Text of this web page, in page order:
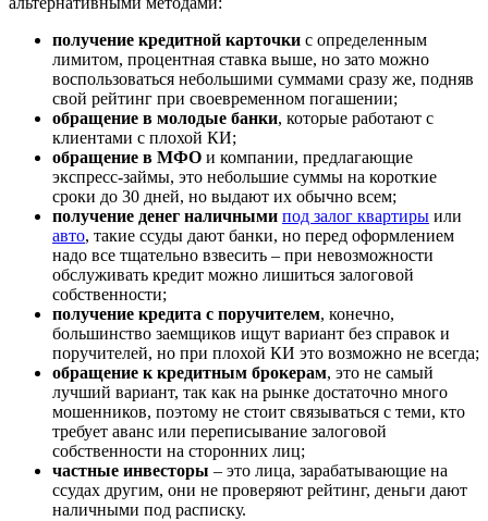
получение кредитной карточки с определенным
лимитом, процентная ставка выше, но зато можно
воспользоваться небольшими суммами сразу же, подняв
свой рейтинг при своевременном погашении;
обращение в молодые банки, которые работают с
клиентами с плохой КИ;
обращение в МФО и компании, предлагающие
экспресс-займы, это небольшие суммы на короткие
сроки до 30 дней, но выдают их обычно всем;
получение денег наличными под залог квартиры или
авто, такие ссуды дают банки, но перед оформлением
надо все тщательно взвесить – при невозможности
обслуживать кредит можно лишиться залоговой
собственности;
получение кредита с поручителем, конечно,
большинство заемщиков ищут вариант без справок и
поручителей, но при плохой КИ это возможно не всегда;
обращение к кредитным брокерам, это не самый
лучший вариант, так как на рынке достаточно много
мошенников, поэтому не стоит связываться с теми, кто
требует аванс или переписывание залоговой
собственности на сторонних лиц;
частные инвесторы – это лица, зарабатывающие на
ссудах другим, они не проверяют рейтинг, деньги дают
наличными под расписку.